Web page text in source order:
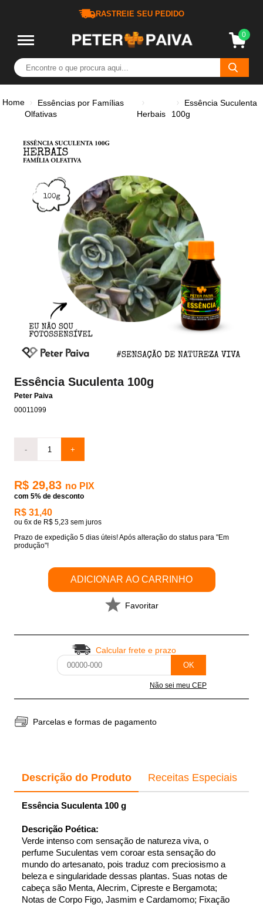
RASTREIE SEU PEDIDO
0
Home
Essências por Famílias
Olfativas
Herbais
Essência Suculenta
100g
Essência Suculenta 100g
Peter Paiva
00011099
- +
R$ 29,83 no PIX
com 5% de desconto
R$ 31,40
ou6xde R$ 5,23 sem juros
Prazo de expedição 5 dias úteis! Após alteração do status para "Em
produção"!
ADICIONAR AO CARRINHO
Favoritar
Calcular frete e prazo
OK
Não sei meu CEP
Parcelas e formas de pagamento
Descrição do Produto Receitas Especiais
Essência Suculenta 100 g
Descrição Poética:
Verde intenso com sensação de natureza viva, o
perfume Suculentas vem coroar esta sensação do
mundo do artesanato, pois traduz com preciosismo a
beleza e singularidade dessas plantas. Suas notas de
cabeça são Menta, Alecrim, Cipreste e Bergamota;
Notas de Corpo Figo, Jasmim e Cardamomo; Fixação